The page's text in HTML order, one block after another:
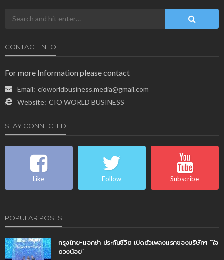
CONTACT INFO
For more Information please contact
Email: cioworldbusiness.media@gmail.com
Website: CIO WORLD BUSINESS
STAY CONNECTED
Like Follow Subscribe
POPULAR POSTS
กรุงไทย-แอกซ่า ประกันชีวิต เปิดตัวเพลงแรกของบริษัทฯ “ใจ
ดวงน้อย”